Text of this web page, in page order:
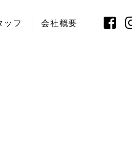
ッフ 会社概要